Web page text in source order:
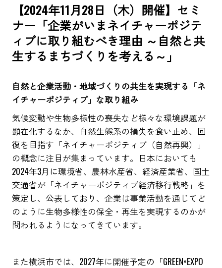
【2024年11月28日（木）開催】セミ
ナー「企業がいまネイチャーポジテ
ィブに取り組むべき理由 ～自然と共
生するまちづくりを考える～」
自然と企業活動・地域づくりの共生を実現する「ネ
イチャーポジティブ」な取り組み
気候変動や生物多様性の喪失など様々な環境課題が
顕在化するなか、自然生態系の損失を食い止め、回
復を目指す「ネイチャーポジティブ（自然再興）」
の概念に注目が集まっています。日本においても
2024年3月に環境省、農林水産省、経済産業省、国土
交通省が「ネイチャーポジティブ経済移行戦略」を
策定し、公表しており、企業は事業活動を通じてど
のように生物多様性の保全・再生を実現するのかが
問われるようになってきています。
また横浜市では、2027年に開催予定の「GREEN×EXPO